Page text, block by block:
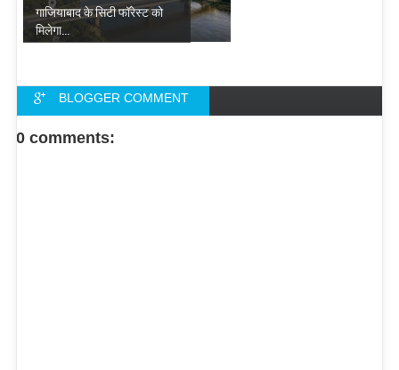
गाजियाबाद के सिटी फॉरेस्ट को
मिलेगा...
BLOGGER COMMENT
FACEBOOK COMMENT
0 comments: